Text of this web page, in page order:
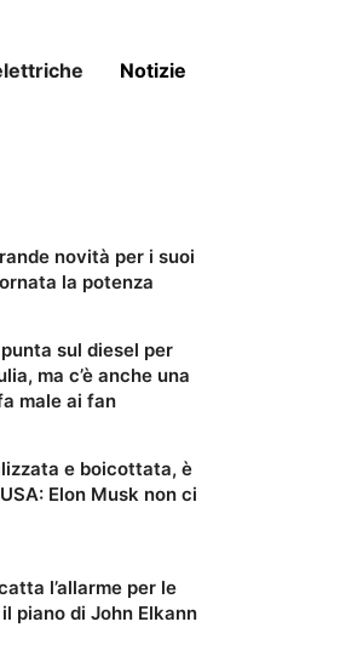
Notizie
novità per i suoi
la potenza
sul diesel per
ma c’è anche una
male ai fan
e boicottata, è
Elon Musk non ci
l’allarme per le
piano di John Elkann